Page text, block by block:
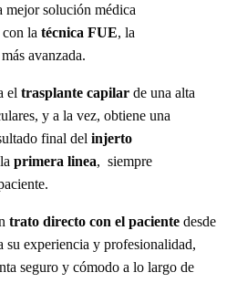
mejor solución médica
con latécnica FUE, la
más avanzada.
eltrasplante capilar de una alta
y a la vez, obtiene una
final delinjerto
laprimera linea, siempre
trato directo con el paciente desde
su experiencia y profesionalidad,
seguro y cómodo a lo largo de